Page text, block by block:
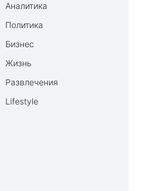
Аналитика
Политика
Бизнес
Жизнь
Развлечения
Lifestyle